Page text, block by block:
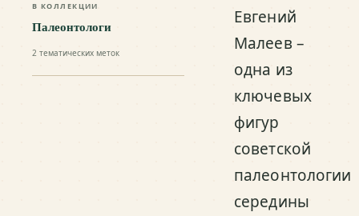
В КОЛЛЕКЦИИ
Палеонтологи
2 тематических меток
Евгений
Малеев –
одна из
ключевых
фигур
советской
палеонтологии
середины